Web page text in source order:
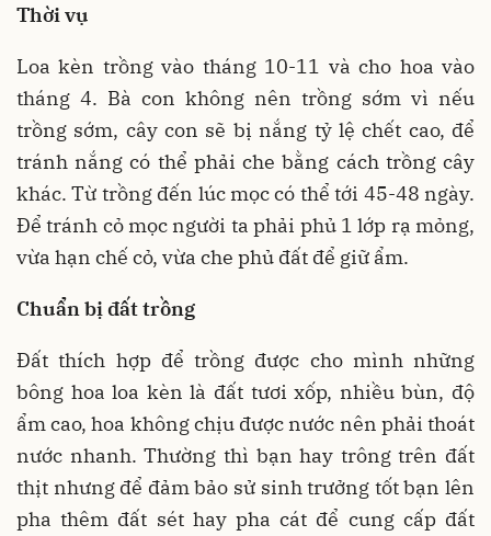
Thời vụ
Loa kèn trồng vào tháng 10-11 và cho hoa vào
tháng 4. Bà con không nên trồng sớm vì nếu
trồng sớm, cây con sẽ bị nắng tỷ lệ chết cao, để
tránh nắng có thể phải che bằng cách trồng cây
khác. Từ trồng đến lúc mọc có thể tới 45-48 ngày.
Để tránh cỏ mọc người ta phải phủ 1 lớp rạ mỏng,
vừa hạn chế cỏ, vừa che phủ đất để giữ ẩm.
Chuẩn bị đất trồng
Đất thích hợp để trồng được cho mình những
bông hoa loa kèn là đất tươi xốp, nhiều bùn, độ
ẩm cao, hoa không chịu được nước nên phải thoát
nước nhanh. Thường thì bạn hay trông trên đất
thịt nhưng để đảm bảo sử sinh trưởng tốt bạn lên
pha thêm đất sét hay pha cát để cung cấp đất